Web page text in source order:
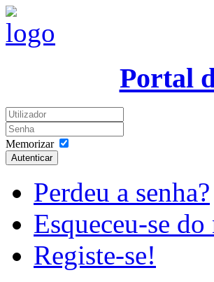
Portal
Memorizar
Autenticar
Perdeu a senha?
Esqueceu-se
Registe-se!